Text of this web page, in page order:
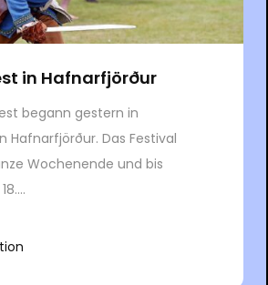
in Hafnarfjörður
begann gestern in
Hafnarfjörður. Das Festival
Wochenende und bis